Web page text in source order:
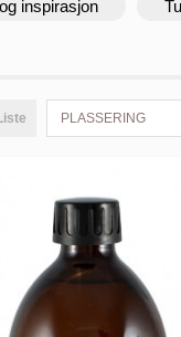
inspirasjon
PLASSERING